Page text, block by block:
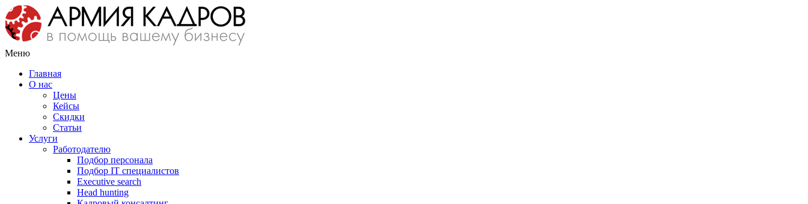
Меню
Главная
О нас
Цены
Кейсы
Скидки
Статьи
Услуги
Работодателю
Подбор персонала
Подбор IT специалистов
Еxecutive search
Head hunting